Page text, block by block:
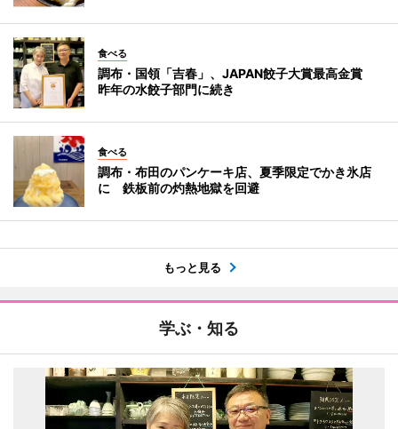
食べる
調布・国領「吉春」、JAPAN餃子大賞最高金賞
昨年の水餃子部門に続き
食べる
調布・布田のパンケーキ店、夏季限定でかき氷店
に 鉄板前の灼熱地獄を回避
もっと見る
学ぶ・知る